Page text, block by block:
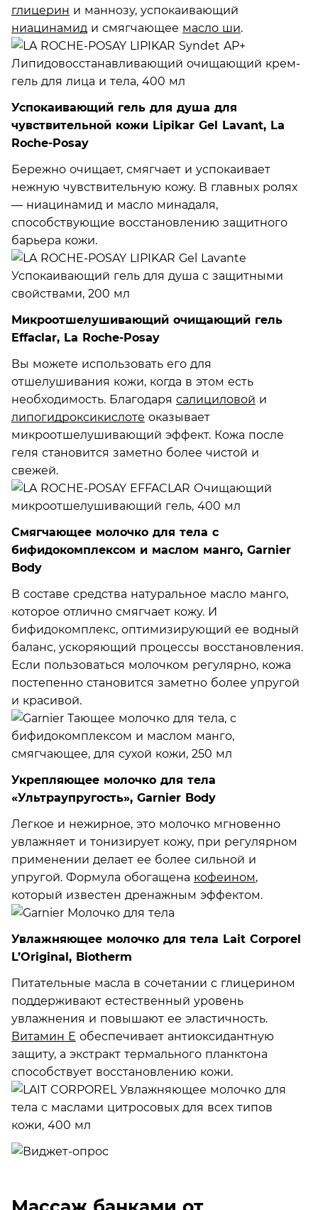
глицерин и маннозу, успокаивающий
ниацинамид и смягчающее масло ши.
Успокаивающий гель для душа для
чувствительной кожи Lipikar Gel Lavant, La
Roche-Posay
Бережно очищает, смягчает и успокаивает
нежную чувствительную кожу. В главных ролях
— ниацинамид и масло минадаля,
способствующие восстановлению защитного
барьера кожи.
Микроотшелушивающий очищающий гель
Effaclar, La Roche-Posay
Вы можете использовать его для
отшелушивания кожи, когда в этом есть
необходимость. Благодаря салициловой и
липогидроксикислоте оказывает
микроотшелушивающий эффект. Кожа после
геля становится заметно более чистой и
свежей.
Смягчающее молочко для тела с
бифидокомплексом и маслом манго, Garnier
Body
В составе средства натуральное масло манго,
которое отлично смягчает кожу. И
бифидокомплекс, оптимизирующий ее водный
баланс, ускоряющий процессы восстановления.
Если пользоваться молочком регулярно, кожа
постепенно становится заметно более упругой
и красивой.
Укрепляющее молочко для тела
«Ультраупругость», Garnier Body
Легкое и нежирное, это молочко мгновенно
увлажняет и тонизирует кожу, при регулярном
применении делает ее более сильной и
упругой. Формула обогащена кофеином,
который известен дренажным эффектом.
Увлажняющее молочко для тела Lait Corporel
L’Original, Biotherm
Питательные масла в сочетании с глицерином
поддерживают естественный уровень
увлажнения и повышают ее эластичность.
Витамин Е обеспечивает антиоксидантную
защиту, а экстракт термального планктона
способствует восстановлению кожи.